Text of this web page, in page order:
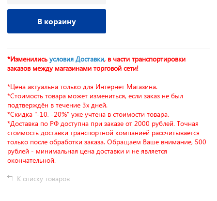
В корзину
*Изменились условия Доставки, в части транспортировки
заказов между магазинами торговой сети!
*Цена актуальна только для Интернет Магазина.
*Стоимость товара может измениться, если заказ не был
подтверждён в течение 3х дней.
*Скидка "-10, -20%" уже учтена в стоимости товара.
*Доставка по РФ доступна при заказе от 2000 рублей. Точная
стоимость доставки транспортной компанией рассчитывается
только после обработки заказа. Обращаем Ваше внимание, 500
рублей - минимальная цена доставки и не является
окончательной.
К списку товаров